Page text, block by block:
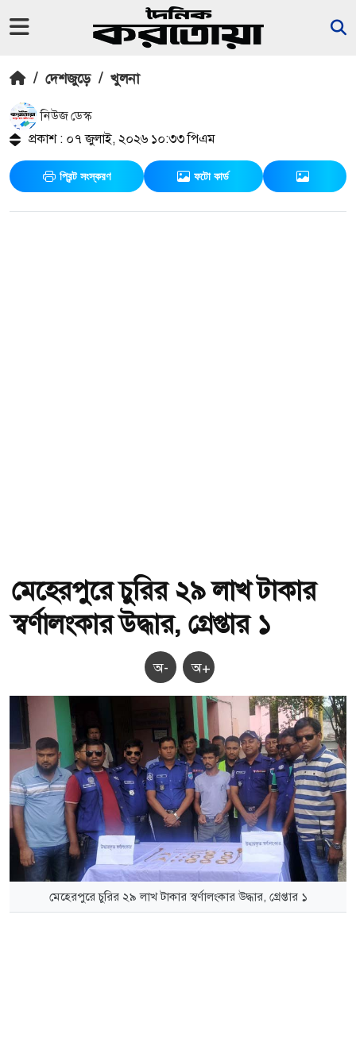
/ দেশজুড়ে / খুলনা
নিউজ ডেস্ক
প্রকাশ : ০৭ জুলাই, ২০২৬ ১০:৩৩ পিএম
প্রিন্ট সংস্করণ ফটো কার্ড
মেহেরপুরে চুরির ২৯ লাখ টাকার
স্বর্ণালংকার উদ্ধার, গ্রেপ্তার ১
অ- অ+
মেহেরপুরে চুরির ২৯ লাখ টাকার স্বর্ণালংকার উদ্ধার, গ্রেপ্তার ১